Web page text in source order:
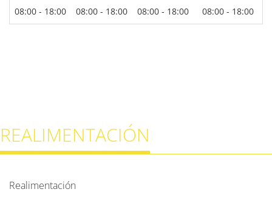
08:00 - 18:00 08:00 - 18:00 08:00 - 18:00 08:00 - 18:00
REALIMENTACIÓN
Realimentación